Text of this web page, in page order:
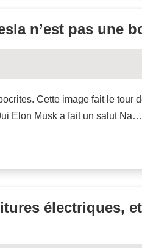
n’est pas une
Cette image fait le tour
Elon Musk a fait un salut Na…
électriques,